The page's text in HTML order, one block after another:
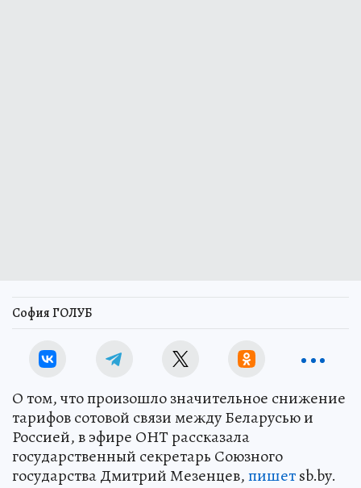
София ГОЛУБ
О том, что произошло значительное снижение
тарифов сотовой связи между Беларусью и
Россией, в эфире ОНТ рассказала
государственный секретарь Союзного
государства Дмитрий Мезенцев,пишетsb.by.